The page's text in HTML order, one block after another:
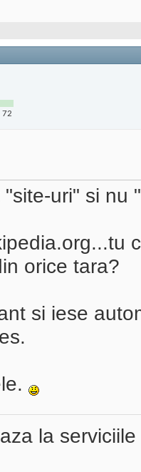
72
"site-uri" si nu
orice tara?
si iese
la